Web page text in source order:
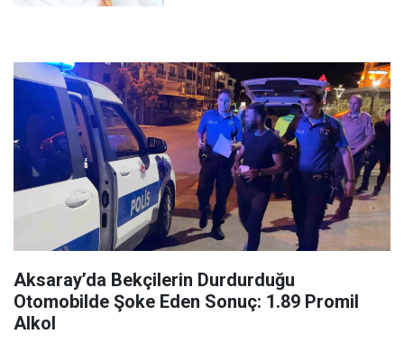
Aksaray’da Bekçilerin Durdurduğu
Otomobilde Şoke Eden Sonuç: 1.89 Promil
Alkol